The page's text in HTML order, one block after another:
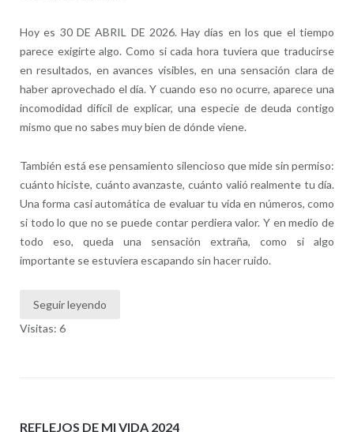
Hoy es 30 DE ABRIL DE 2026. Hay días en los que el tiempo
parece exigirte algo. Como si cada hora tuviera que traducirse
en resultados, en avances visibles, en una sensación clara de
haber aprovechado el día. Y cuando eso no ocurre, aparece una
incomodidad difícil de explicar, una especie de deuda contigo
mismo que no sabes muy bien de dónde viene.
También está ese pensamiento silencioso que mide sin permiso:
cuánto hiciste, cuánto avanzaste, cuánto valió realmente tu día.
Una forma casi automática de evaluar tu vida en números, como
si todo lo que no se puede contar perdiera valor. Y en medio de
todo eso, queda una sensación extraña, como si algo
importante se estuviera escapando sin hacer ruido.
Seguir leyendo
Visitas: 6
REFLEJOS DE MI VIDA 2024